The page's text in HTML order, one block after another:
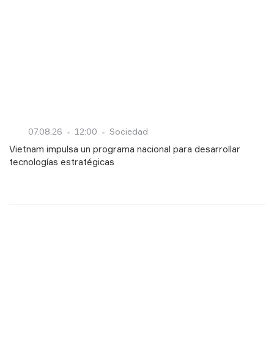
07.08.26 12:00 Sociedad
Vietnam impulsa un programa nacional para desarrollar
tecnologías estratégicas